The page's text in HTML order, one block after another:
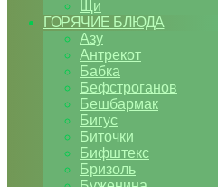
Щи
ГОРЯЧИЕ БЛЮДА
Азу
Антрекот
Бабка
Бефстроганов
Бешбармак
Бигус
Биточки
Бифштекс
Бризоль